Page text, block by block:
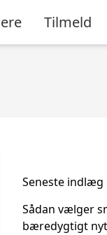
Tilmeld
Seneste indlæg
Sådan vælger
bæredygtigt